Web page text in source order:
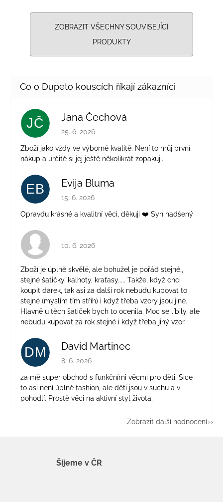
ZOBRAZIT VŠECHNY SOUVISEJÍCÍ
PRODUKTY
JČ Jana Čechová
Hodnocení obchodu je 5 z 5 hvězdiček.
25. 6. 2026
Zboží jako vždy ve výborné kvalitě. Není to můj první
nákup a určitě si jej ještě několikrát zopakuji.
EB Evija Bluma
Hodnocení obchodu je 5 z 5 hvězdiček.
15. 6. 2026
Opravdu krásné a kvalitní věci, děkuji ❤️ Syn nadšený
Hodnocení obchodu je 4 z 5 hvězdiček.
10. 6. 2026
Zboží je úplně skvělé, ale bohužel je pořád stejné.,
stejné šatičky, kalhoty, kraťasy..... Takže, když chci
koupit dárek, tak asi za další rok nebudu kupovat to
stejné (myslím tím střih) i když třeba vzory jsou jiné.
Hlavně u těch šatiček bych to ocenila. Moc se líbily, ale
nebudu kupovat za rok stejné i když třeba jiný vzor.
DM David Martinec
Hodnocení obchodu je 5 z 5 hvězdiček.
8. 6. 2026
za mě super obchod s funkčními věcmi pro děti. Sice
to asi není úplně fashion, ale děti jsou v suchu a v
pohodlí. Prostě věci na aktivní styl života.
Zobrazit další hodnocení
Šijeme v ČR